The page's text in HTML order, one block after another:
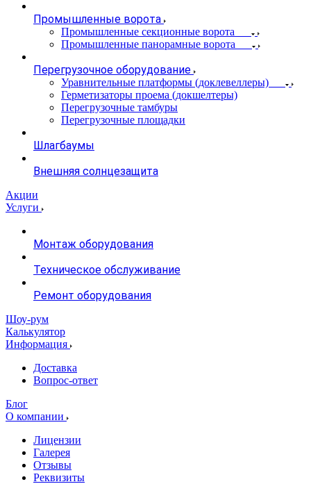
Промышленные ворота
Промышленные секционные ворота
Промышленные панорамные ворота
Перегрузочное оборудование
Уравнительные платформы (доклевеллеры)
Герметизаторы проема (докшелтеры)
Перегрузочные тамбуры
Перегрузочные площадки
Шлагбаумы
Внешняя солнцезащита
Акции
Услуги
Монтаж оборудования
Техническое обслуживание
Ремонт оборудования
Шоу-рум
Калькулятор
Информация
Доставка
Вопрос-ответ
Блог
О компании
Лицензии
Галерея
Отзывы
Реквизиты